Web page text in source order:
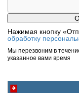
Нажимая кнопку
обработку
Мы перезвоним в
указанное вами время